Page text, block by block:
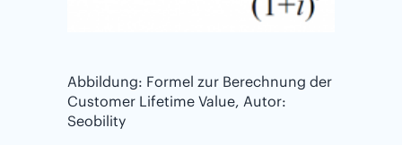
Abbildung: Formel zur Berechnung der
Customer Lifetime Value, Autor:
Seobility